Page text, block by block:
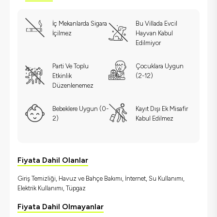
İç Mekanlarda Sigara
İçilmez
Bu Villada Evcil
Hayvan Kabul
Edilmiyor
Parti Ve Toplu
Etkinlik
Düzenlenemez
Çocuklara Uygun
(2-12)
Bebeklere Uygun (0-
2)
Kayıt Dışı Ek Misafir
Kabul Edilmez
Fiyata Dahil Olanlar
Giriş Temizliği, Havuz ve Bahçe Bakımı, İnternet, Su Kullanımı,
Elektrik Kullanımı, Tüpgaz
Fiyata Dahil Olmayanlar